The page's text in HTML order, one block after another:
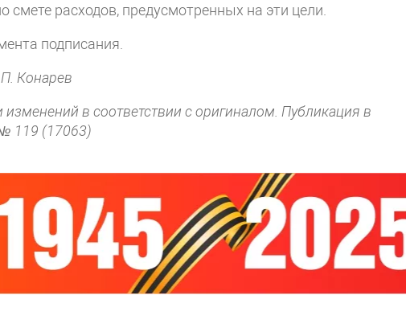
смете расходов, предусмотренных на эти цели.
подписания.
Конарев
изменений в соответствии с оригиналом. Публикация в
119 (17063)